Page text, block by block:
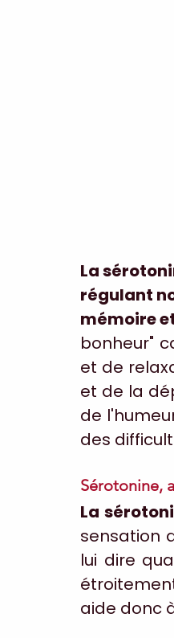
La
régulant
mémoire
bonheur"
et de
et de la
de
des
Sérotonine,
La
sensation
lui dire
aide donc